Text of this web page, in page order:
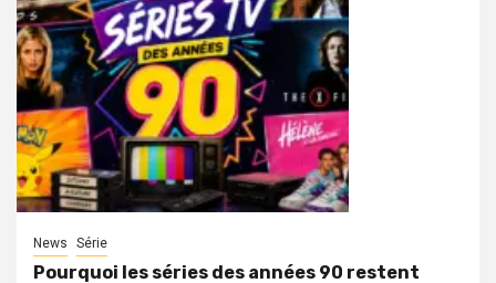
News Série
Pourquoi les séries des années 90 restent